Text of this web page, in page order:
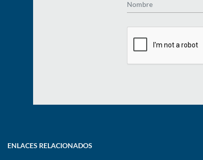
ENLACES RELACIONADOS